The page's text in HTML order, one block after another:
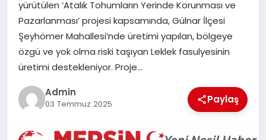
POLITIKA
YAŞAM
SPOR
yürütülen ‘Atalık Tohumların Yerinde Korunması ve
Pazarlanması’ projesi kapsamında, Gülnar İlçesi
Şeyhömer Mahallesi’nde üretimi yapılan, bölgeye
özgü ve yok olma riski taşıyan Leklek fasulyesinin
üretimi destekleniyor. Proje…
Admin
03 Temmuz 2025 Paylaş